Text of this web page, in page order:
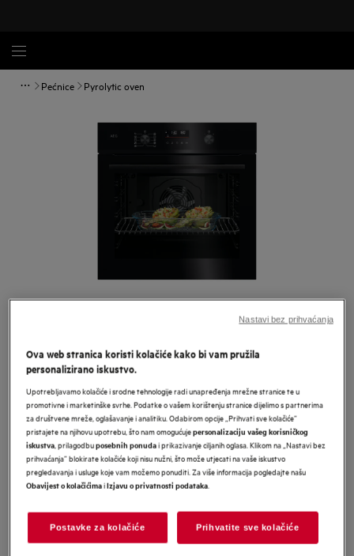
Pećnice Pyrolytic oven
NBU5P411SB
AEG 5000 SurroundCook ugradbena
pećnica
Informacijski list proizvoda
Sigurnosne upute i sigurnosna upozorenja prema EU regulativi
2023/988 navedeni su u poglavljima 1 i 2 korisničkog priručnika.
priručnik.
Ova web stranica koristi kolačiće kako bi vam pružila
personalizirano iskustvo.
Upotrebljavamo kolačiće i srodne tehnologije radi unapređenja mrežne stranice te u
promotivne i marketinške svrhe. Podatke o vašem korištenju stranice dijelimo s partnerima
za društvene mreže, oglašavanje i analitiku. Odabirom opcije „Prihvati sve kolačiće”
pristajete na njihovu upotrebu, što nam omogućujepersonalizaciju vašeg korisničkog
iskustva, prilagodbuposebnih ponudai prikazivanje ciljanih oglasa. Klikom na „Nastavi bez
prihvaćanja” blokirate kolačiće koji nisu nužni, što može utjecati na vaše iskustvo
pregledavanja i usluge koje vam možemo ponuditi. Za više informacija pogledajte našu
Obavijest o kolačićimaiIzjavu o privatnosti podataka.
Postavke za kolačiće Prihvatite sve kolačiće
Nastavi bez prihvaćanja